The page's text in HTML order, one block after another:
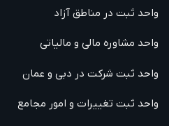
واحد ثبت در مناطق آزاد
واحد مشاوره مالی و مالیاتی
واحد ثبت شرکت در دبی و عمان
واحد ثبت تغییرات و امور مجامع